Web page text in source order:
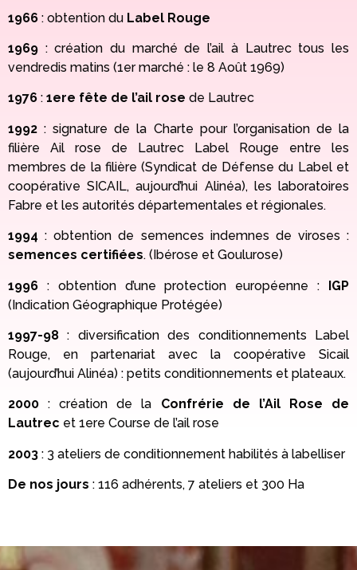
1966 : obtention du Label Rouge
1969 : création du marché de l’ail à Lautrec tous les
vendredis matins (1er marché : le 8 Août 1969)
1976 : 1ere fête de l’ail rose de Lautrec
1992 : signature de la Charte pour l’organisation de la
filière Ail rose de Lautrec Label Rouge entre les
membres de la filière (Syndicat de Défense du Label et
coopérative SICAIL, aujourd’hui Alinéa), les laboratoires
Fabre et les autorités départementales et régionales.
1994 : obtention de semences indemnes de viroses :
semences certifiées. (Ibérose et Goulurose)
1996 : obtention d’une protection européenne : IGP
(Indication Géographique Protégée)
1997-98 : diversification des conditionnements Label
Rouge, en partenariat avec la coopérative Sicail
(aujourd’hui Alinéa) : petits conditionnements et plateaux.
2000 : création de la Confrérie de l’Ail Rose de
Lautrec et 1ere Course de l’ail rose
2003 : 3 ateliers de conditionnement habilités à labelliser
De nos jours : 116 adhérents, 7 ateliers et 300 Ha